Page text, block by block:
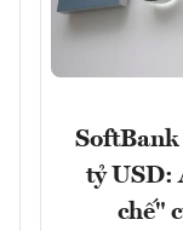
tỷ USD:
chế"